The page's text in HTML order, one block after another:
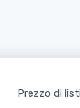
Prezzo di